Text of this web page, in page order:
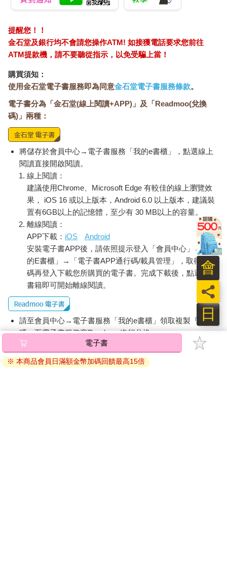
提醒您！！
金石堂及銀行均不會請您操作ATM! 如接獲電話要求您前往
ATM提款機，請不要聽從指示，以免受騙上當！
購買須知：
使用金石堂電子書服務即為同意金石堂電子書服務條款。
電子書分為「金石堂(線上閱讀+APP)」及「Readmoo(兌換
碼)」兩種：
將儲存於會員中心→電子書服務「我的e書櫃」，點選線上
閱讀直接開啟閱讀。
線上閱讀：
建議使用Chrome、Microsoft Edge 有較佳的線上瀏覽效
果， iOS 16 或以上版本，Android 6.0 以上版本，建議裝
置有6GB以上的記憶體，至少有 30 MB以上的容量。
離線閱讀：
APP下載： iOS
Android
安裝電子書APP後，請依照提示登入「會員中心」→「我
的E書櫃」→「電子書APP通行碼/載具管理」，取得通行
碼再登入下載您所購買的電子書。完成下載後，點選任一
書籍即可開始離線閱讀。
請至會員中心→電子書服務「我的e書櫃」領取複製『兌換
碼』至電子書服務商Readmoo進行兌換。
退換貨須知：
因版權保護，您在金石堂所購買的電子書僅能以金石堂專屬
電子書
※ 本商品會員日滿額金幣加碼回饋最高15倍
日
員
會